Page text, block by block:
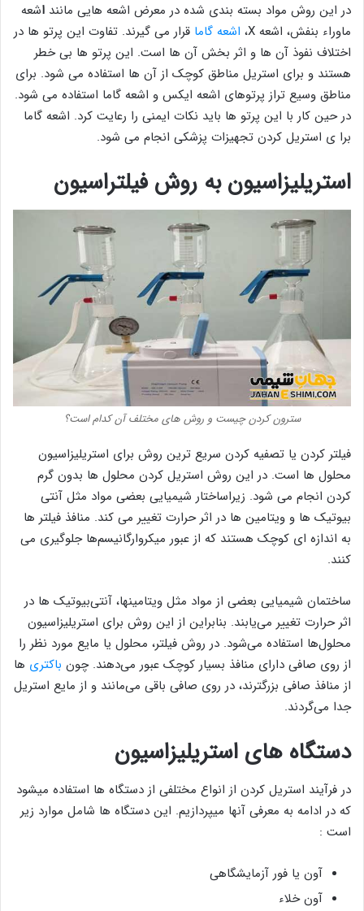
در این روش مواد بسته بندی شده در معرض اشعه هایی مانند اشعه
ماوراء بنفش، اشعه X،
اشعه گاما قرار می گیرند. تفاوت این پرتو ها در
اختلاف نفوذ آن ها و اثر بخش آن ها است. این پرتو ها بی خطر
هستند و برای استریل مناطق کوچک از آن ها استفاده می شود. برای
مناطق وسیع تراز پرتوهای اشعه ایکس و اشعه گاما استفاده می شود.
در حین کار با این پرتو ها باید نکات ایمنی را رعایت کرد. اشعه گاما
برا ی استریل کردن تجهیزات پزشکی انجام می شود.
استریلیزاسیون به روش فیلتراسیون
سترون کردن چیست و روش های مختلف آن کدام است؟
فیلتر کردن یا تصفیه کردن سریع ترین روش برای استریلیزاسیون
محلول ها است. در این روش استریل کردن محلول ها بدون گرم
کردن انجام می شود. زیراساختار شیمیایی بعضی مواد مثل آنتی
بیوتیک ها و ویتامین ها در اثر حرارت تغییر می کند. منافذ فیلتر ها
به اندازه ای کوچک هستند که از عبور میکروارگانیسم‌ها جلوگیری می
کنند.
ساختمان شیمیایی بعضی از مواد مثل ویتامینها، آنتی‌بیوتیک ها در
اثر حرارت تغییر می‌یابند. بنابراین از این روش برای استریلیزاسیون
محلول‌ها استفاده می‌شود. در روش فیلتر، محلول یا مایع مورد نظر را
از روی صافی دارای منافذ بسیار کوچک عبور می‌دهند. چون باکتری ها
از منافذ صافی بزرگترند، در روی صافی باقی می‌مانند و از مایع استریل
جدا می‌گردند.
دستگاه های استریلیزاسیون
در فرآیند استریل کردن از انواع مختلفی از دستگاه ها استفاده میشود
که در ادامه به معرفی آنها میپردازیم. این دستگاه ها شامل موارد زیر
است :
آون یا فور آزمایشگاهی
آون خلاء